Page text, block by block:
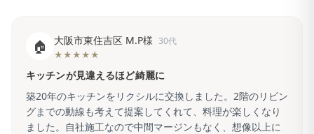
🏠 大阪市東住吉区 M.P様 30代
★★★★★
キッチンが見違えるほど綺麗に
築20年のキッチンをリクシルに交換しました。2階のリビン
グまでの動線も考えて提案してくれて、料理が楽しくなり
ました。自社施工なので中間マージンもなく、想像以上に